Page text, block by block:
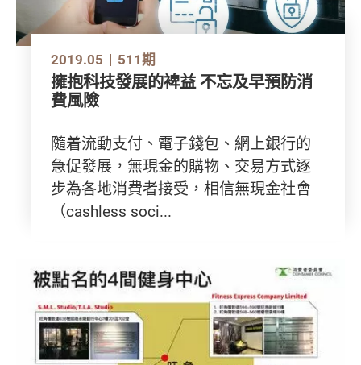
2019.05 511期
擁抱科技發展的裨益 不忘及早預防消
費風險
隨着流動支付、電子錢包、網上銀行的
急促發展，無現金的購物、交易方式逐
步為各地消費者接受，相信無現金社會
（cashless soci...